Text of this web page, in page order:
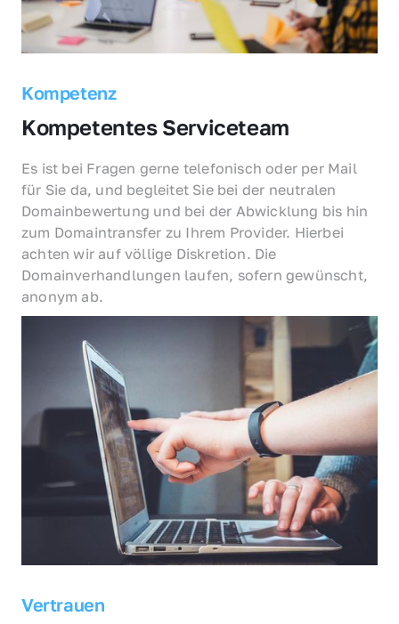
Kompetenz
Kompetentes Serviceteam
Es ist bei Fragen gerne telefonisch oder per Mail
für Sie da, und begleitet Sie bei der neutralen
Domainbewertung und bei der Abwicklung bis hin
zum Domaintransfer zu Ihrem Provider. Hierbei
achten wir auf völlige Diskretion. Die
Domainverhandlungen laufen, sofern gewünscht,
anonym ab.
Vertrauen